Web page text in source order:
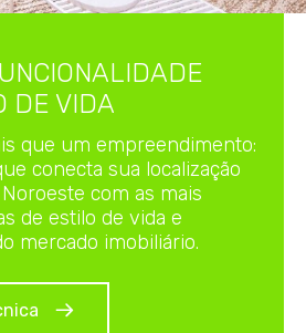
DE VIDA
que um empreendimento:
conecta sua localização
com as mais
de estilo de vida e
mercado imobiliário.